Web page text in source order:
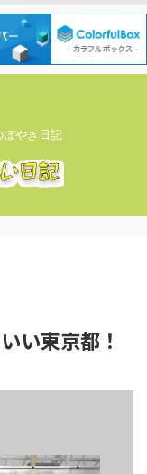
ぼやき日記
い東京都！